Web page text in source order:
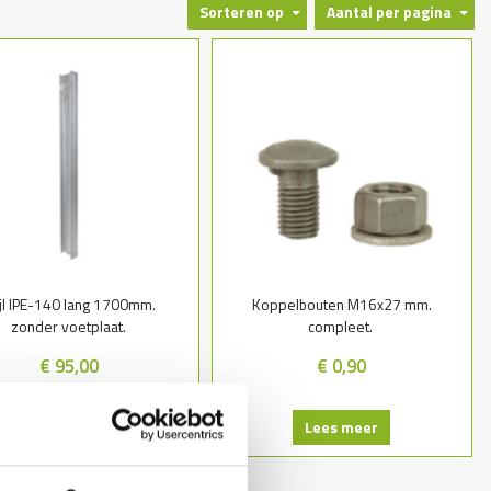
als doorrijbeveiliging ten behoeve van braakpreventie en ter
4000 mm. of 2000 mm. in aardebaan en asfalt. Op beton of
signaalkleuren rood/wit of geel/zwart. De standaardhoogte van een
Aantal per pagina
Sorteren op
IPE-140 lang 1700mm.
zonder voetplaat.
€ 95,00
Koppelbouten M16x27 mm.
compleet.
€ 0,90
Lees meer